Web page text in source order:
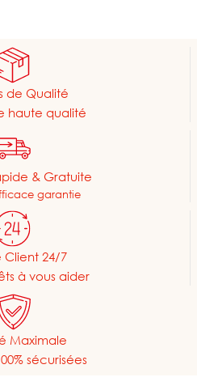
de Qualité
haute qualité
& Gratuite
garantie
Client 24/7
à vous aider
Maximale
sécurisées